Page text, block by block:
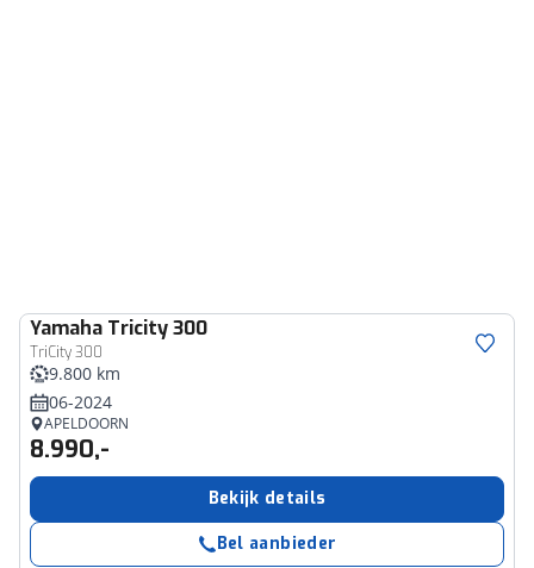
Yamaha Tricity 300
TriCity 300
9.800 km
06-2024
APELDOORN
8.990,-
Bekijk details
Bel aanbieder